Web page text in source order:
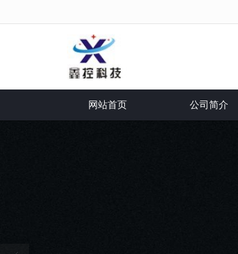
网站首页 公司简介